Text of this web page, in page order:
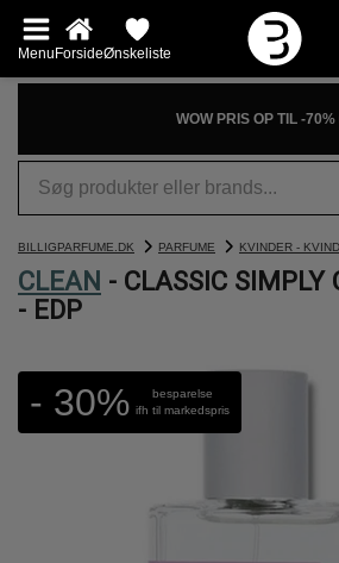
MenuForsideØnskeliste
WOW PRIS OP TIL -
BILLIGPARFUME.DK PARFUME KVINDER -
CLEAN - CLASSIC
- EDP
- 30%
besparelse
ifh til markedspris